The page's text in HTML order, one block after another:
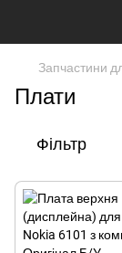
Запчастини
Плати
Фільтр